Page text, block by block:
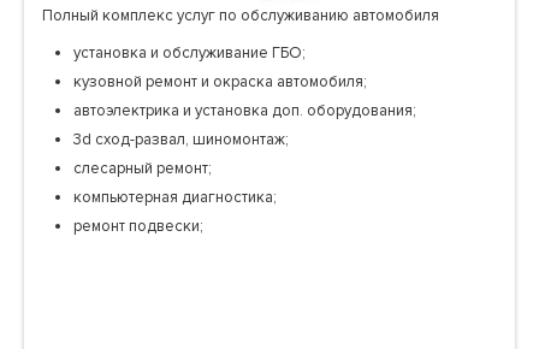
Полный комплекс услуг по обслуживанию автомобиля
установка и обслуживание ГБО;
кузовной ремонт и окраска автомобиля;
автоэлектрика и установка доп. оборудования;
3d сход-развал, шиномонтаж;
слесарный ремонт;
компьютерная диагностика;
ремонт подвески;